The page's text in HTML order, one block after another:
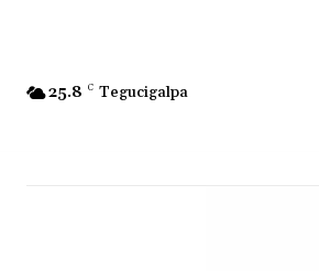
25.8 C Tegucigalpa